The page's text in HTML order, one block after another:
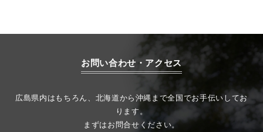
お問い合わせ・アクセス
広島県内はもちろん、北海道から沖縄まで全国でお手伝いしてお
ります。
まずはお問合せください。